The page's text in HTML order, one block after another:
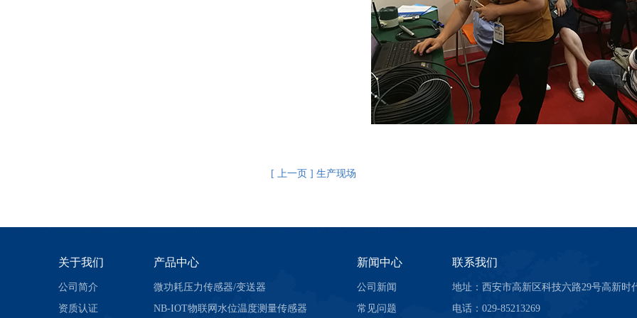
[ 上一页 ] 生产现场
关于我们
公司简介
资质认证
产品中心
微功耗压力传感器/变送器
NB-IOT物联网水位温度测量传感器
新闻中心
公司新闻
常见问题
联系我们
地址：西安市高新区科技六路29号高新时
电话：029-85213269